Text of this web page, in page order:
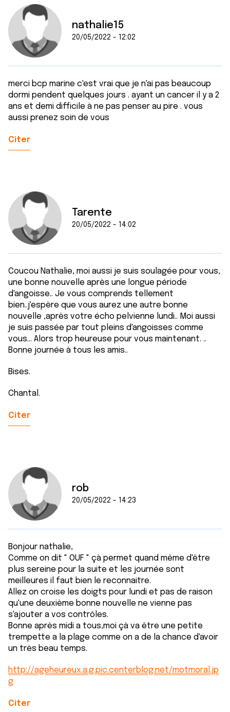
nathalie15
20/05/2022 - 12:02
merci bcp marine c'est vrai que je n'ai pas beaucoup
dormi pendent quelques jours . ayant un cancer il y a 2
ans et demi difficile à ne pas penser au pire . vous
aussi prenez soin de vous
Citer
Tarente
20/05/2022 - 14:02
Coucou Nathalie, moi aussi je suis soulagée pour vous,
une bonne nouvelle après une longue période
d'angoisse.. Je vous comprends tellement
bien..j'espère que vous aurez une autre bonne
nouvelle ,après votre écho pelvienne lundi.. Moi aussi
je suis passée par tout pleins d'angoisses comme
vous... Alors trop heureuse pour vous maintenant. ..
Bonne journée à tous les amis..
Bises.
Chantal.
Citer
rob
20/05/2022 - 14:23
Bonjour nathalie,
Comme on dit " OUF " çà permet quand même d'être
plus sereine pour la suite et les journée sont
meilleures il faut bien le reconnaitre.
Allez on croise les doigts pour lundi et pas de raison
qu'une deuxième bonne nouvelle ne vienne pas
s'ajouter a vos contrôles.
Bonne après midi a tous,moi çà va être une petite
trempette a la plage comme on a de la chance d'avoir
un très beau temps.
http://ageheureux.a.g.pic.centerblog.net/motmoral.jp
g
Citer